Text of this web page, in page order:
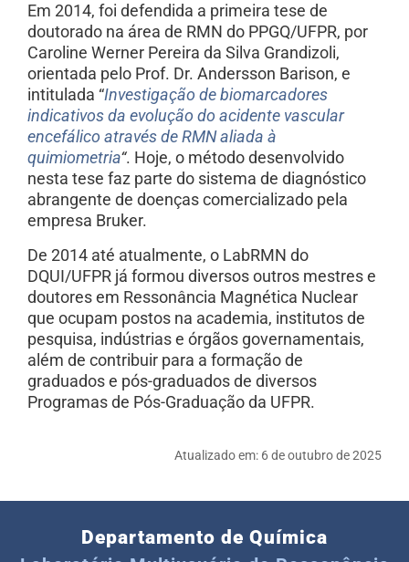
Em 2014, foi defendida a primeira tese de
doutorado na área de RMN do PPGQ/UFPR, por
Caroline Werner Pereira da Silva Grandizoli,
orientada pelo Prof. Dr. Andersson Barison, e
intitulada “Investigação de biomarcadores
indicativos da evolução do acidente vascular
encefálico através de RMN aliada à
quimiometria“. Hoje, o método desenvolvido
nesta tese faz parte do sistema de diagnóstico
abrangente de doenças comercializado pela
empresa Bruker.
De 2014 até atualmente, o LabRMN do
DQUI/UFPR já formou diversos outros mestres e
doutores em Ressonância Magnética Nuclear
que ocupam postos na academia, institutos de
pesquisa, indústrias e órgãos governamentais,
além de contribuir para a formação de
graduados e pós-graduados de diversos
Programas de Pós-Graduação da UFPR.
Atualizado em: 6 de outubro de 2025
Departamento de Química